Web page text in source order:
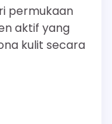
permukaan
aktif yang
kulit secara